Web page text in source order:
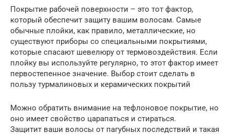
Покрытие рабочей поверхности – это тот фактор,
который обеспечит защиту вашим волосам. Самые
обычные плойки, как правило, металлические, но
существуют приборы со специальными покрытиями,
которые спасают шевелюру от термовоздействия. Если
плойку вы используйте регулярно, то этот фактор имеет
первостепенное значение. Выбор стоит сделать в
пользу турмалиновых и керамических покрытий
Можно обратить внимание на тефлоновое покрытие, но
оно имеет свойство царапаться и стираться.
Защитит ваши волосы от пагубных последствий и такая